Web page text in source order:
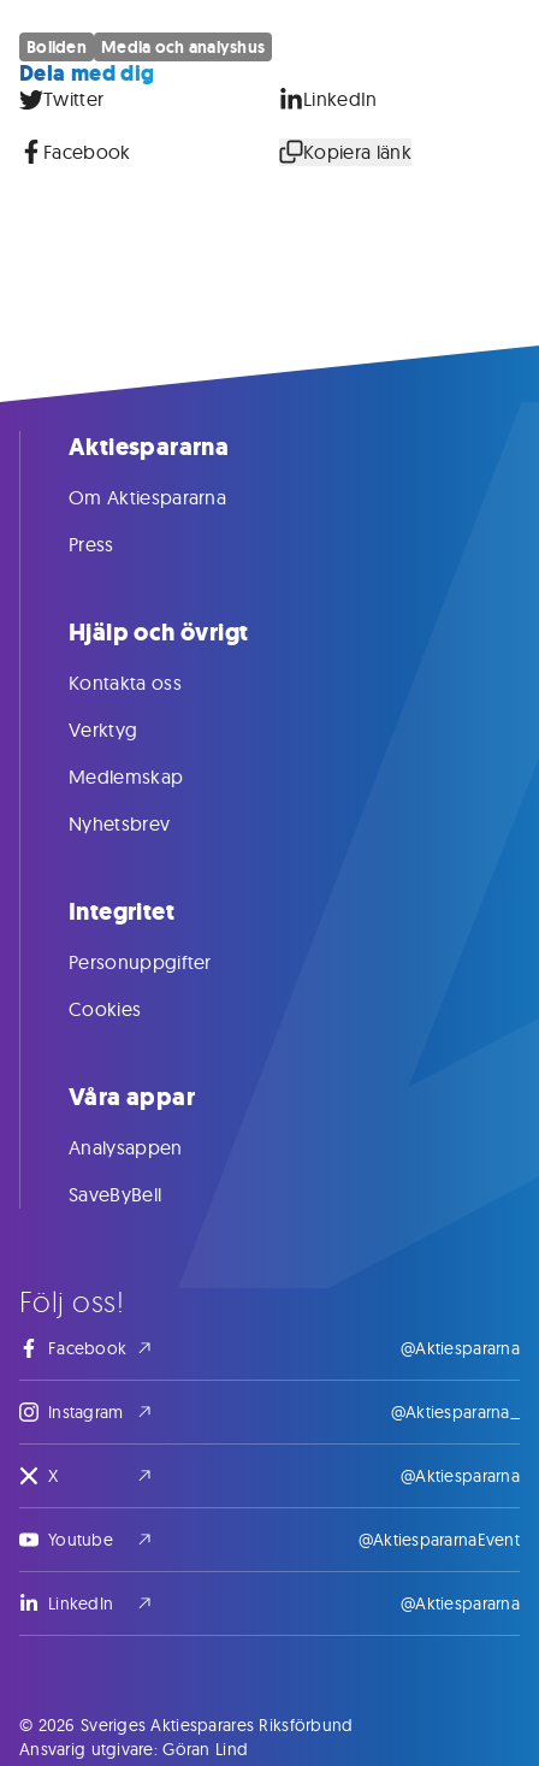
Boliden Media och analyshus
Dela med dig
Twitter LinkedIn
Facebook Kopiera länk
Följ oss!
Facebook @Aktiespararna
Instagram @Aktiespararna_
X @Aktiespararna
Youtube @AktiespararnaEvent
LinkedIn @Aktiespararna
Aktiespararna
Om Aktiespararna
Press
Hjälp och övrigt
Kontakta oss
Verktyg
Medlemskap
Nyhetsbrev
Integritet
Personuppgifter
Cookies
Våra appar
Analysappen
SaveByBell
© 2026 Sveriges Aktiesparares Riksförbund
Ansvarig utgivare: Göran Lind